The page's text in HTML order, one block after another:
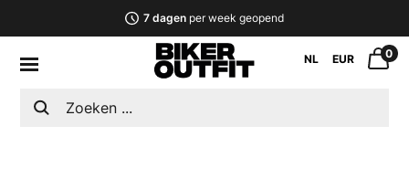
7 dagenper week geopend
NL EUR 0